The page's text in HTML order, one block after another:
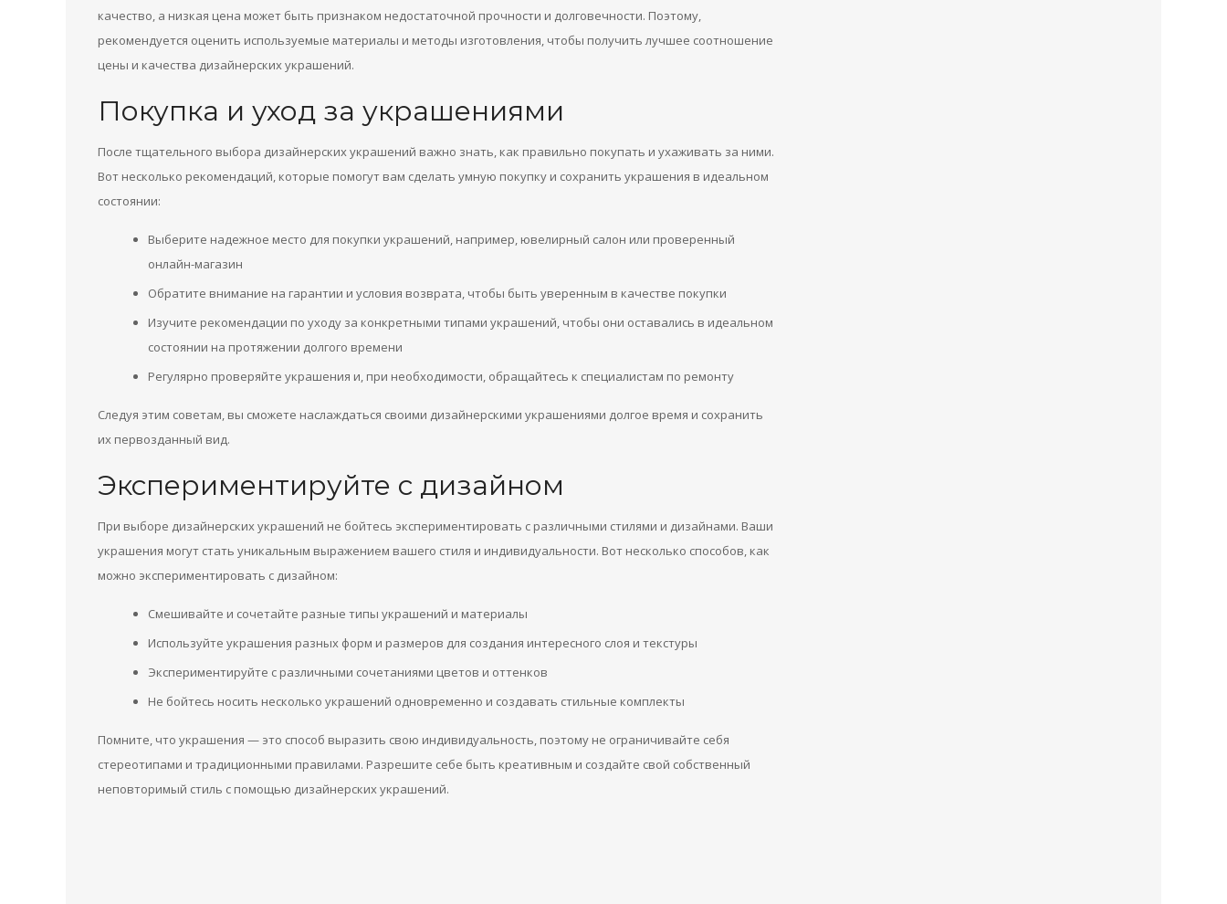
качество, а низкая цена может быть признаком недостаточной прочности и долговечности. Поэтому,
рекомендуется оценить используемые материалы и методы изготовления, чтобы получить лучшее соотношение
цены и качества дизайнерских украшений.
Покупка и уход за украшениями
После тщательного выбора дизайнерских украшений важно знать, как правильно покупать и ухаживать за ними.
Вот несколько рекомендаций, которые помогут вам сделать умную покупку и сохранить украшения в идеальном
состоянии:
Выберите надежное место для покупки украшений, например, ювелирный салон или проверенный
онлайн-магазин
Обратите внимание на гарантии и условия возврата, чтобы быть уверенным в качестве покупки
Изучите рекомендации по уходу за конкретными типами украшений, чтобы они оставались в идеальном
состоянии на протяжении долгого времени
Регулярно проверяйте украшения и, при необходимости, обращайтесь к специалистам по ремонту
Следуя этим советам, вы сможете наслаждаться своими дизайнерскими украшениями долгое время и сохранить
их первозданный вид.
Экспериментируйте с дизайном
При выборе дизайнерских украшений не бойтесь экспериментировать с различными стилями и дизайнами. Ваши
украшения могут стать уникальным выражением вашего стиля и индивидуальности. Вот несколько способов, как
можно экспериментировать с дизайном:
Смешивайте и сочетайте разные типы украшений и материалы
Используйте украшения разных форм и размеров для создания интересного слоя и текстуры
Экспериментируйте с различными сочетаниями цветов и оттенков
Не бойтесь носить несколько украшений одновременно и создавать стильные комплекты
Помните, что украшения — это способ выразить свою индивидуальность, поэтому не ограничивайте себя
стереотипами и традиционными правилами. Разрешите себе быть креативным и создайте свой собственный
неповторимый стиль с помощью дизайнерских украшений.